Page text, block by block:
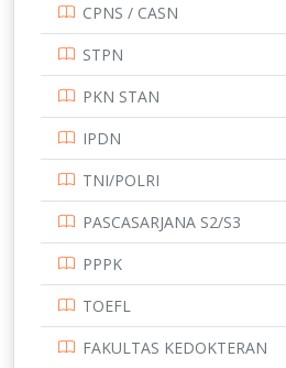
UNIVERSITAS CENDRAWASIH
CPNS / CASN
STPN
PKN STAN
IPDN
TNI/POLRI
PASCASARJANA S2/S3
PPPK
TOEFL
FAKULTAS KEDOKTERAN